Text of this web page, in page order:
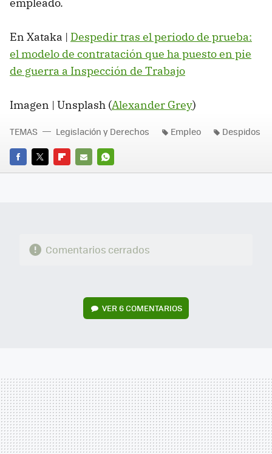
En Xataka | Despedir tras el periodo de prueba:
el modelo de contratación que ha puesto en pie
de guerra a Inspección de Trabajo
Imagen | Unsplash (Alexander Grey)
FACEBOOK
TWITTERFLIPBOARD
E-
WHATSAPP
TEMAS Legislación y Derechos Empleo Despidos
Comentarios cerrados
VER6 COMENTARIOS